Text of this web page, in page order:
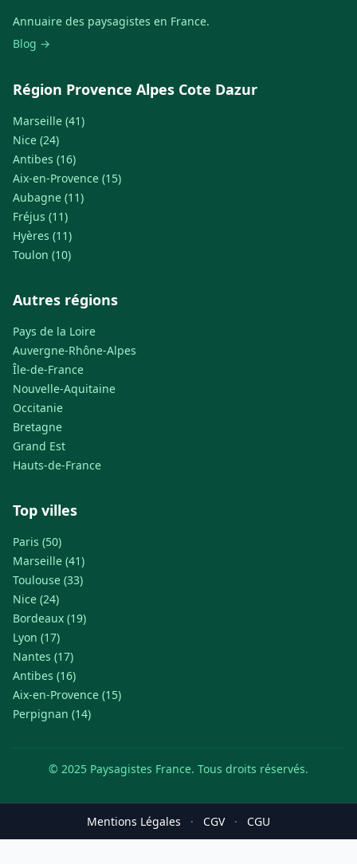
Annuaire des paysagistes en France.
Blog →
Région Provence Alpes Cote Dazur
Marseille (41)
Nice (24)
Antibes (16)
Aix-en-Provence (15)
Aubagne (11)
Fréjus (11)
Hyères (11)
Toulon (10)
Autres régions
Pays de la Loire
Auvergne-Rhône-Alpes
Île-de-France
Nouvelle-Aquitaine
Occitanie
Bretagne
Grand Est
Hauts-de-France
Top villes
Paris (50)
Marseille (41)
Toulouse (33)
Nice (24)
Bordeaux (19)
Lyon (17)
Nantes (17)
Antibes (16)
Aix-en-Provence (15)
Perpignan (14)
© 2025 Paysagistes France. Tous droits réservés.
Mentions Légales · CGV · CGU